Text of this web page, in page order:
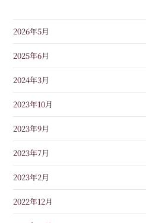
2026年5月
2025年6月
2024年3月
2023年10月
2023年9月
2023年7月
2023年2月
2022年12月